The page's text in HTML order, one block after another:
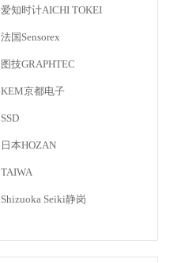
爱知时计AICHI TOKEI
法国Sensorex
图技GRAPHTEC
KEM京都电子
SSD
日本HOZAN
TAIWA
Shizuoka Seiki静岗